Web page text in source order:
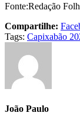
Fonte:Redação
Compartilhe:
Tags: Capixabão
João Paulo